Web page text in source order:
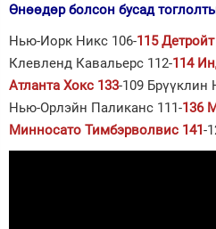
Өнөөдөр болсон бусад
Нью-Иорк Никс 106-115
Клевленд Кавальерс 112-114
Атланта Хокс 133-109 Брүүклин
Нью-Орлэйн Паликанс 111-136
Минносато Тимбэрволвис 141-